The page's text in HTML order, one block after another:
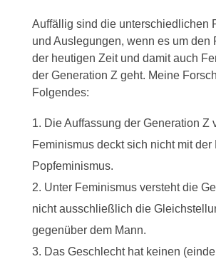
Auffällig sind die unterschiedlichen
und Auslegungen, wenn es um den
der heutigen Zeit und damit auch
der Generation Z geht. Meine
Folgendes:
Die Auffassung der Generation Z
Feminismus deckt sich nicht mit der
Popfeminismus.
Unter Feminismus versteht die
nicht ausschließlich die
gegenüber dem Mann.
Das Geschlecht hat keinen